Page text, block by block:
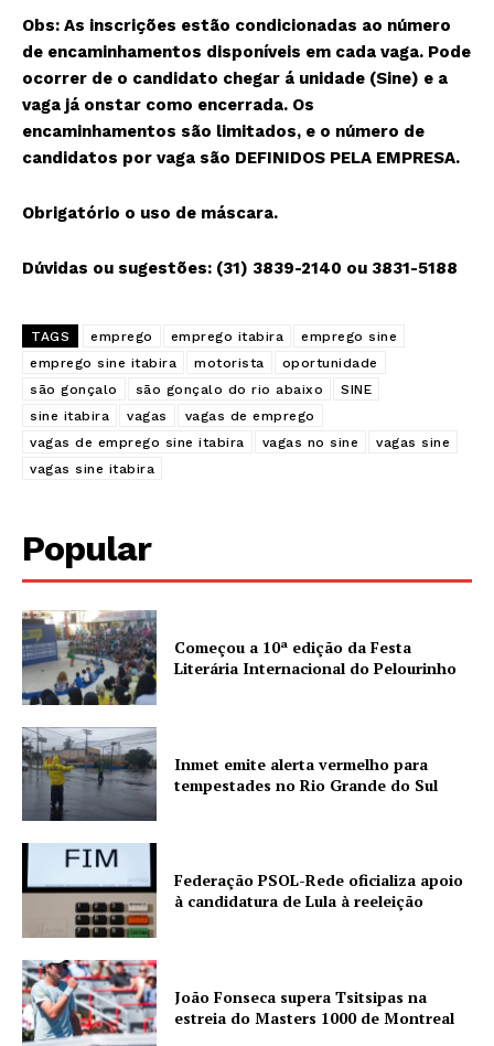
Obs: As inscrições estão condicionadas ao número
de encaminhamentos disponíveis em cada vaga. Pode
ocorrer de o candidato chegar á unidade (Sine) e a
vaga já onstar como encerrada. Os
encaminhamentos são limitados, e o número de
candidatos por vaga são DEFINIDOS PELA EMPRESA.
Obrigatório o uso de máscara.
Dúvidas ou sugestões: (31) 3839-2140 ou 3831-5188
TAGS emprego emprego itabira
emprego sine
emprego sine itabira
motorista
oportunidade
são gonçalo
são gonçalo do rio abaixo
SINE
sine itabira
vagas
vagas de emprego
vagas de emprego sine itabira
vagas no sine
vagas sine
vagas sine itabira
Popular
Começou a 10ª edição da Festa
Literária Internacional do Pelourinho
Inmet emite alerta vermelho para
tempestades no Rio Grande do Sul
Federação PSOL-Rede oficializa apoio
à candidatura de Lula à reeleição
João Fonseca supera Tsitsipas na
estreia do Masters 1000 de Montreal